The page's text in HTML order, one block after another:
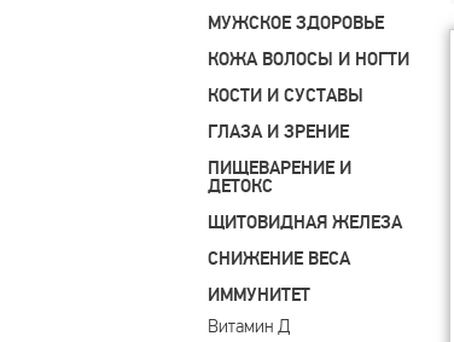
МУЖСКОЕ ЗДОРОВЬЕ
КОЖА ВОЛОСЫ И НОГТИ
КОСТИ И СУСТАВЫ
ГЛАЗА И ЗРЕНИЕ
ПИЩЕВАРЕНИЕ И
ДЕТОКС
ЩИТОВИДНАЯ ЖЕЛЕЗА
СНИЖЕНИЕ ВЕСА
ИММУНИТЕТ
Витамин Д